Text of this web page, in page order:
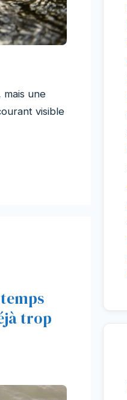
une
visible
trop